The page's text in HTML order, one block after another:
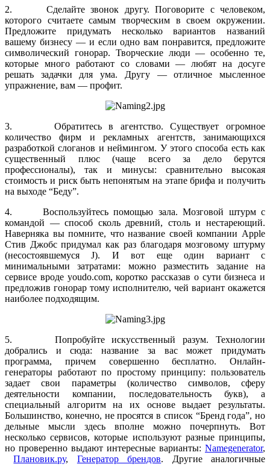
2. Сделайте звонок другу. Поговорите с человеком,
которого считаете самым творческим в своем окружении.
Предложите придумать несколько вариантов названий
вашему бизнесу — и если одно вам понравится, предложите
символический гонорар. Творческие люди — особенно те,
которые много работают со словами — любят на досуге
решать задачки для ума. Другу — отличное мысленное
упражнение, вам — профит.
3. Обратитесь в агентство. Cуществует огромное
количество фирм и рекламных агентств, занимающихся
разработкой слоганов и неймингом. У этого способа есть как
существенный плюс (чаще всего за дело берутся
профессионалы), так и минусы: сравнительно высокая
стоимость и риск быть непонятым на этапе брифа и получить
на выходе “Беду”.
4. Воспользуйтесь помощью зала. Мозговой штурм с
командой — способ сколь древний, столь и нестареющий.
Наверняка вы помните, что название своей компании Apple
Стив Джобс придумал как раз благодаря мозговому штурму
(несостоявшемуся J). И вот еще один вариант с
минимальными затратами: можно разместить задание на
сервисе вроде youdo.com, коротко рассказав о сути бизнеса и
предложив гонорар тому исполнителю, чей вариант окажется
наиболее подходящим.
5. Попробуйте искусственный разум. Технологии
добрались и сюда: название за вас может придумать
программа, причем совершенно бесплатно. Онлайн-
генераторы работают по простому принципу: пользователь
задает свои параметры (количество символов, сферу
деятельности компании, последовательность букв), а
специальный алгоритм на их основе выдает результаты.
Большинство, конечно, не просятся в список “Бренд года”, но
дельные мысли здесь вполне можно почерпнуть. Вот
несколько сервисов, которые используют разные принципы,
но проверенно выдают интересные варианты: Namegenerator,
Плановик.ру, Генератор брендов. Другие аналогичные